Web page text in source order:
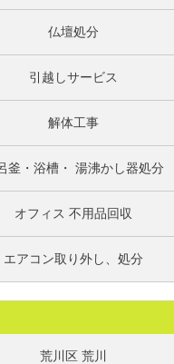
仏壇処分
引越しサービス
解体工事
釜・浴槽・ 湯沸かし器処分
オフィス 不用品回収
エアコン取り外し、処分
荒川区 荒川